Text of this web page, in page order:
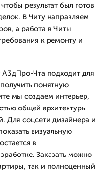
результат был готов
В Читу направляем
а работа в Читы
к ремонту и
А3дПро-Чта подходит для
понятную
мы создаем интерьер,
общей архитектуры
Для соцсети дизайнера и
визуальную
в
Заказать можно
так и полноценный